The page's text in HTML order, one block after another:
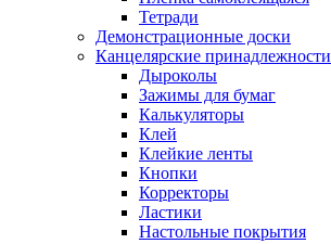
Тетради
Демонстрационные доски
Канцелярские принадлежности
Дыроколы
Зажимы для бумаг
Калькуляторы
Клей
Клейкие ленты
Кнопки
Корректоры
Ластики
Настольные покрытия